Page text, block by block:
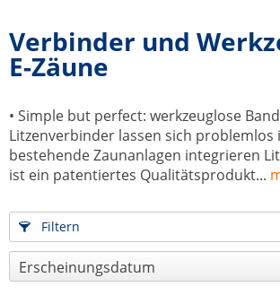
Verbinder und
E-Zäune
• Simple but perfect: werkzeuglose
Litzenverbinder lassen sich problemlos
bestehende Zaunanlagen integrieren
ist ein patentiertes Qualitätsprodukt...
Filtern